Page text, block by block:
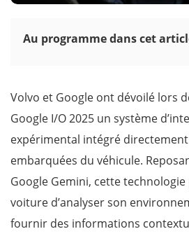
Au programme dans cet
Volvo et Google ont dévoilé lors
Google I/O 2025 un système
expérimental intégré
embarquées du véhicule.
Google Gemini, cette
voiture d’analyser son
fournir des informations